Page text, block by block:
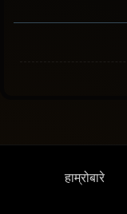
हाम्रोबारे